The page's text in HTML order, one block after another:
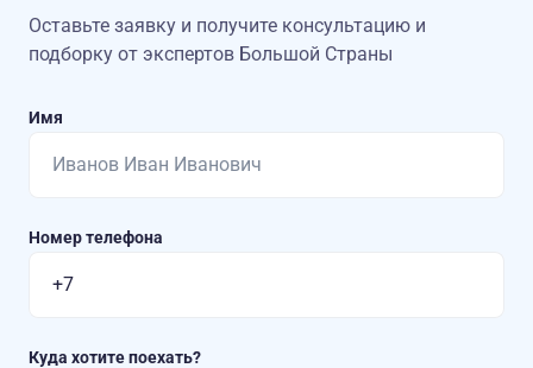
Оставьте заявку и получите консультацию и
подборку от экспертов Большой Страны
Имя
Номер телефона
Куда хотите поехать?